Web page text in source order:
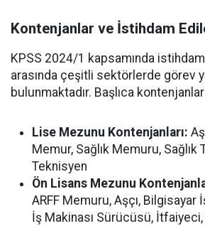
Kontenjanlar ve İstihdam
KPSS 2024/1 kapsamında
arasında çeşitli sektörlerde görev
bulunmaktadır. Başlıca
Lise Mezunu Kontenjanları:
Memur, Sağlık Memuru, Sağlık
Teknisyen
Ön Lisans Mezunu
ARFF Memuru, Aşçı, Bilgisayar
İş Makinası Sürücüsü,